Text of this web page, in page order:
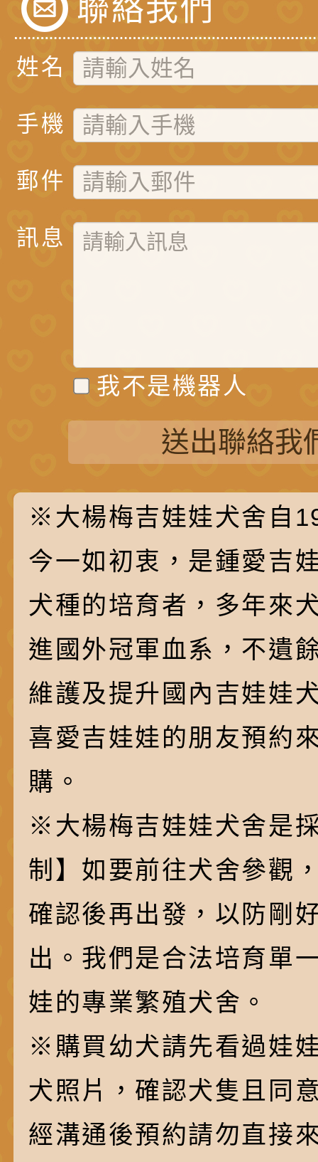
聯絡我們
姓名
手機
郵件
訊息
我不是機器人
送出聯絡我
※大楊梅吉娃娃犬舍自
今一如初衷，是鍾愛吉
犬種的培育者，多年來
進國外冠軍血系，不遺
維護及提升國內吉娃娃
喜愛吉娃娃的朋友預約
購。
※大楊梅吉娃娃犬舍是
制】如要前往犬舍參觀
確認後再出發，以防剛
出。我們是合法培育單
娃的專業繁殖犬舍。
※購買幼犬請先看過娃
犬照片，確認犬隻且同
經溝通後預約請勿直接